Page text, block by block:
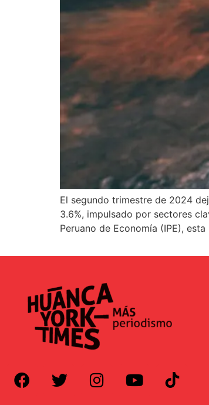
El segundo trimestre de 2024
3.6%, impulsado por sectores
Peruano de Economía (IPE),